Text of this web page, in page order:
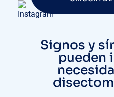
Signos y
pueden